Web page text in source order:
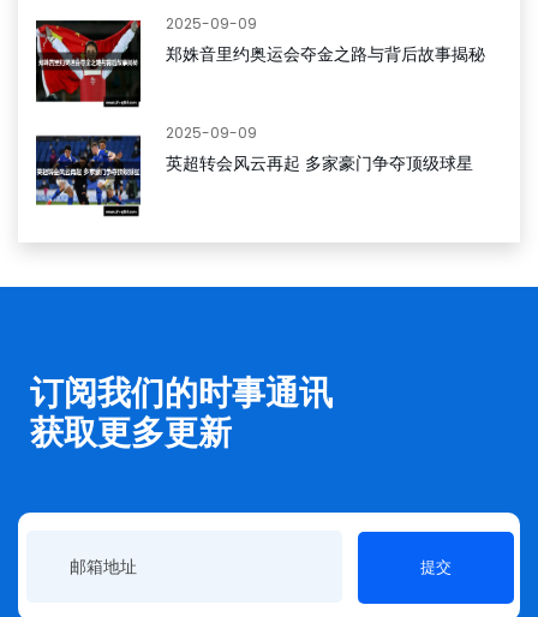
2025-09-09
郑姝音里约奥运会夺金之路与背后故事揭秘
2025-09-09
英超转会风云再起 多家豪门争夺顶级球星
订阅我们的时事通讯
获取更多更新
提交